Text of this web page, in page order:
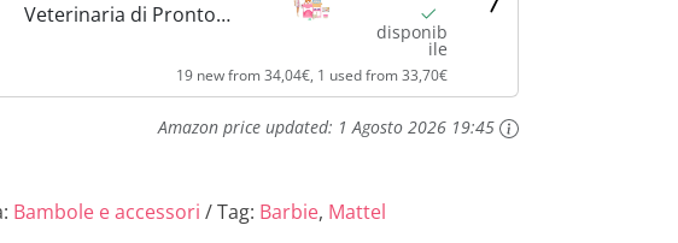
r
t
t
u
Veterinaria di Pronto
Bambola dai Capelli
Pasta modellabile e 10
Inclusi, Giocattolo...
disponib
ile
19 new from 34,04€, 1 used from 33,70€
Amazon price updated: 1 Agosto 2026 19:45
Bambole e accessori Tag: Barbie, Mattel